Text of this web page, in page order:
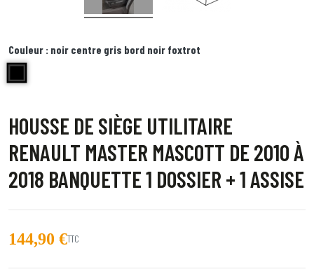
Couleur : noir centre gris bord noir foxtrot
noir centre gris bord noir foxtrot
HOUSSE DE SIÈGE UTILITAIRE
RENAULT MASTER MASCOTT DE 2010 À
2018 BANQUETTE 1 DOSSIER + 1 ASSISE
144,90 €TTC